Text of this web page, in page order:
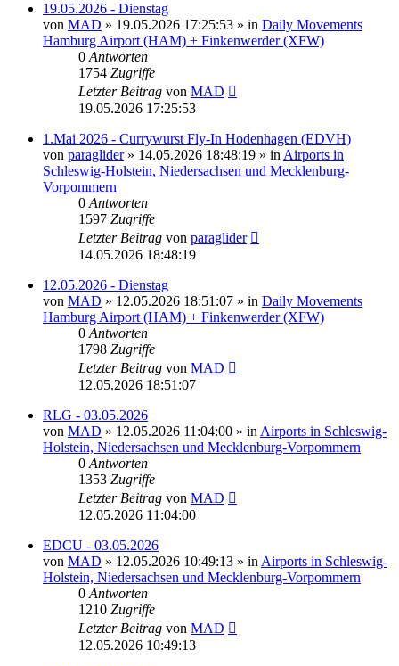
19.05.2026 - Dienstag
von MAD » 19.05.2026 17:25:53 » in Daily Movements
Hamburg Airport (HAM) + Finkenwerder (XFW)
0 Antworten
1754 Zugriffe
Letzter Beitrag von MAD
19.05.2026 17:25:53
1.Mai 2026 - Currywurst Fly-In Hodenhagen (EDVH)
von paraglider» 14.05.2026 18:48:19 » in Airports in
Schleswig-Holstein, Niedersachsen und Mecklenburg-
Vorpommern
0 Antworten
1597 Zugriffe
Letzter Beitrag von paraglider
14.05.2026 18:48:19
12.05.2026 - Dienstag
von MAD » 12.05.2026 18:51:07 » in Daily Movements
Hamburg Airport (HAM) + Finkenwerder (XFW)
0 Antworten
1798 Zugriffe
Letzter Beitrag von MAD
12.05.2026 18:51:07
RLG - 03.05.2026
von MAD » 12.05.2026 11:04:00 » in Airports in Schleswig-
Holstein, Niedersachsen und Mecklenburg-Vorpommern
0 Antworten
1353 Zugriffe
Letzter Beitrag von MAD
12.05.2026 11:04:00
EDCU - 03.05.2026
von MAD » 12.05.2026 10:49:13 » in Airports in Schleswig-
Holstein, Niedersachsen und Mecklenburg-Vorpommern
0 Antworten
1210 Zugriffe
Letzter Beitrag von MAD
12.05.2026 10:49:13